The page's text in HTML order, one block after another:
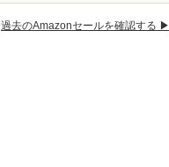
過去のAmazonセールを確認する ▶︎